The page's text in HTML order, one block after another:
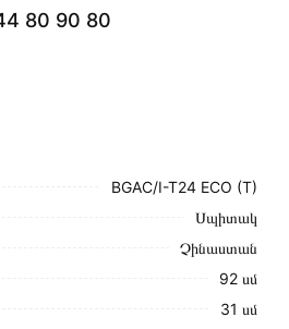
BGAC/I-T24 ECO (T)
Սպիտակ
Չինաստան
92 սմ
31 սմ
80 90 80